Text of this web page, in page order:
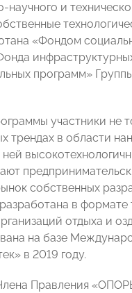
научного и
«Фондом
программ»
участники не
трендах в области
ней
собственных
в формате
отдыха и
на базе
в 2019 году.
Правления